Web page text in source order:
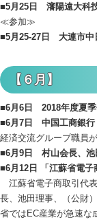
■5月25日 瀋陽遠大科
≪参加≫
■5月25-27日 大連市中
【６月】
■6月6日 2018年度夏季
■6月7日 中国工商銀行
経済交流グループ職員
■6月9日 村山会長、池
■6月12日 「江蘇省電
江蘇省電子商取引代
長、池田理事、（公財
省ではEC産業が急速な